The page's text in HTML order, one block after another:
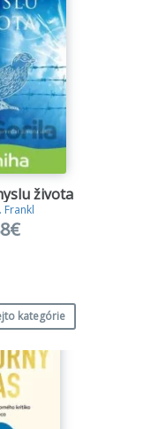
života
Frankl
kategórie